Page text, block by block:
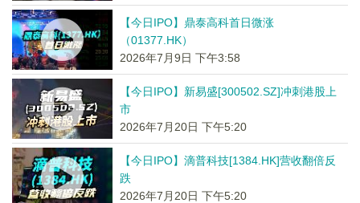
【今日IPO】鼎泰高科首日微涨
（01377.HK）
2026年7月9日 下午3:58
【今日IPO】新易盛[300502.SZ]冲刺港股上
市
2026年7月20日 下午5:20
【今日IPO】滴普科技[1384.HK]营收翻倍反
跌
2026年7月20日 下午5:20